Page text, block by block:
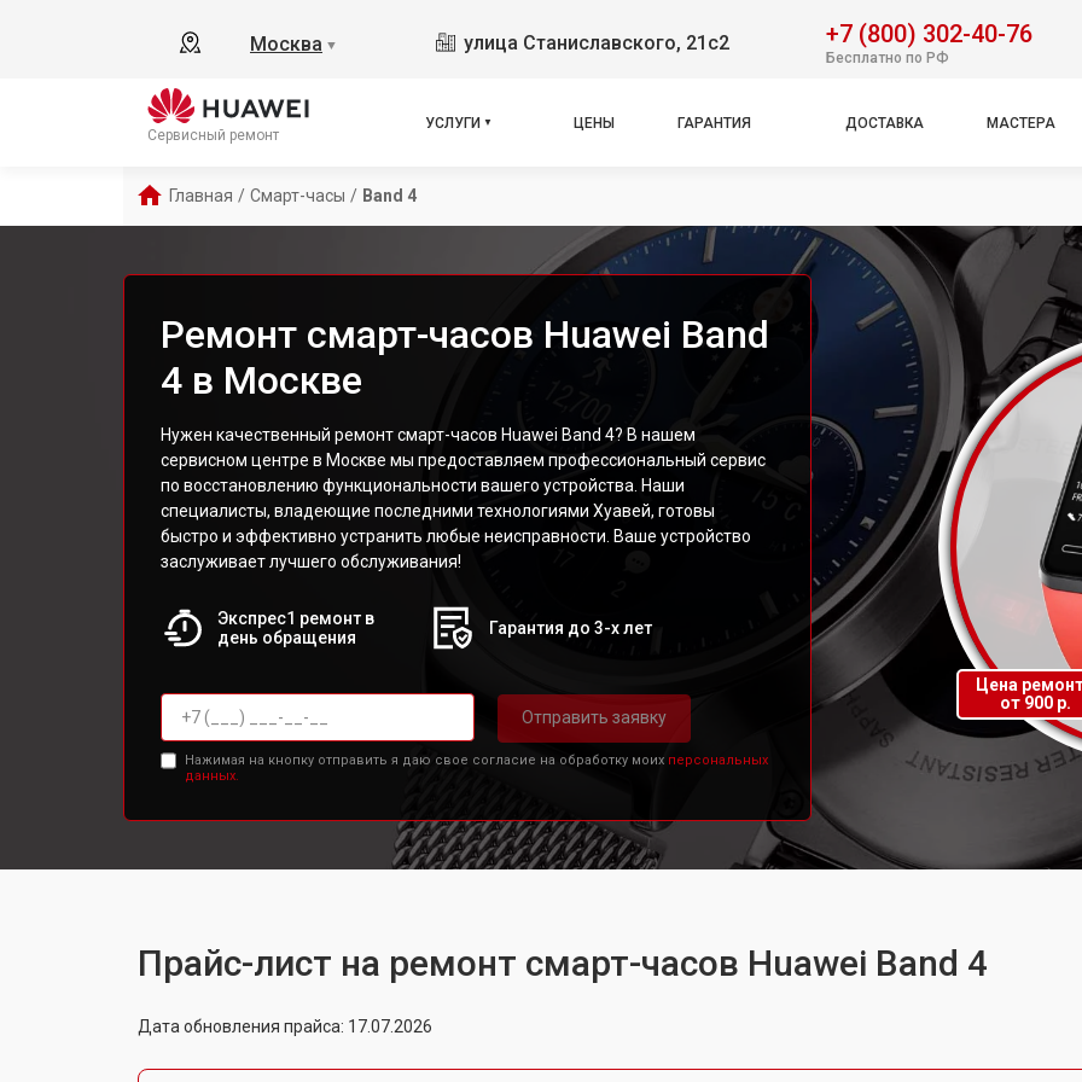
Москва ▼ улица Станиславского, 21с2 +7 (800) 302-40-76
Бесплатно по РФ
Сервисный ремонт
УСЛУГИ ЦЕНЫ ГАРАНТИЯ ДОСТАВКА МАСТЕРА
Главная / Смарт-часы / Band 4
Ремонт смарт-часов Huawei Band
4 в Москве
Нужен качественный ремонт смарт-часов Huawei Band 4? В нашем
сервисном центре в Москве мы предоставляем профессиональный сервис
по восстановлению функциональности вашего устройства. Наши
специалисты, владеющие последними технологиями Хуавей, готовы
быстро и эффективно устранить любые неисправности. Ваше устройство
заслуживает лучшего обслуживания!
Экспрес1 ремонт в
день обращения
Гарантия до 3-х лет
Отправить заявку
Нажимая на кнопку отправить я даю свое согласие на обработку моих персональных
данных.
Цена
от 900 р.
Прайс-лист на ремонт смарт-часов Huawei Band 4
Дата обновления прайса: 17.07.2026